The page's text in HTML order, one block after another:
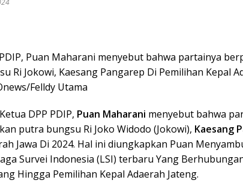
Puan Maharani menyebut bahwa partainya
Ri Jokowi, Kaesang Pangarep Di Pemilihan Kepal
Felldy Utama
DPP PDIP, Puan Maharani menyebut bahwa
putra bungsu Ri Joko Widodo (Jokowi), Kaesang
Jawa Di 2024. Hal ini diungkapkan Puan
Survei Indonesia (LSI) terbaru Yang
Hingga Pemilihan Kepal Adaerah Jateng.